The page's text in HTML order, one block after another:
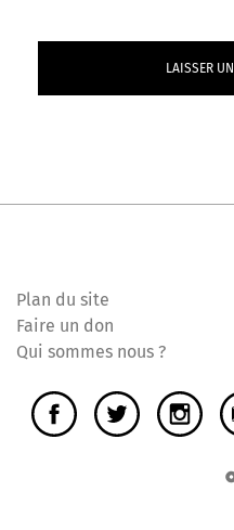
Plan du site
Faire un don
Qui sommes nous ?